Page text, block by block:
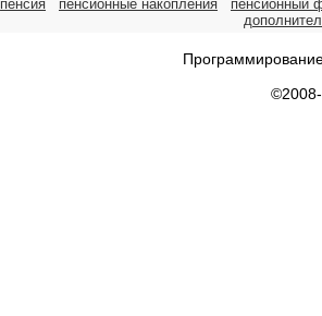
пенсия пенсионные накопления
пенсионный